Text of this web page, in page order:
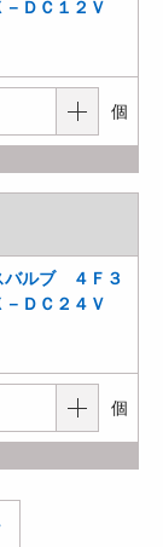
ＤＣ１２Ｖ
個
バルブ ４Ｆ３
ＤＣ２４Ｖ
個